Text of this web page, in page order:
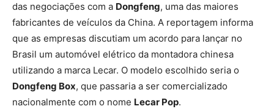
das negociações com a Dongfeng, uma das maiores
fabricantes de veículos da China. A reportagem informa
que as empresas discutiam um acordo para lançar no
Brasil um automóvel elétrico da montadora chinesa
utilizando a marca Lecar. O modelo escolhido seria o
Dongfeng Box, que passaria a ser comercializado
nacionalmente com o nome Lecar Pop.